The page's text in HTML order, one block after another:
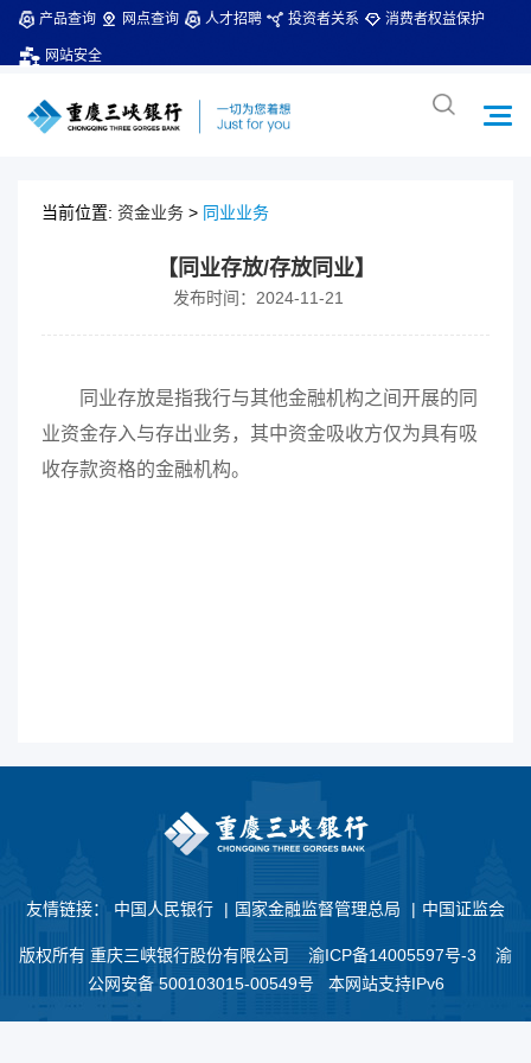
产品查询 网点查询 人才招聘 投资者关系 消费者权益保护
网站安全
当前位置: 资金业务 > 同业业务
【同业存放/存放同业】
发布时间：2024-11-21
同业存放是指我行与其他金融机构之间开展的同
业资金存入与存出业务，其中资金吸收方仅为具有吸
收存款资格的金融机构。
友情链接： 中国人民银行 | 国家金融监督管理总局 | 中国证监会
版权所有 重庆三峡银行股份有限公司 渝ICP备14005597号-3 渝
公网安备 500103015-00549号 本网站支持IPv6